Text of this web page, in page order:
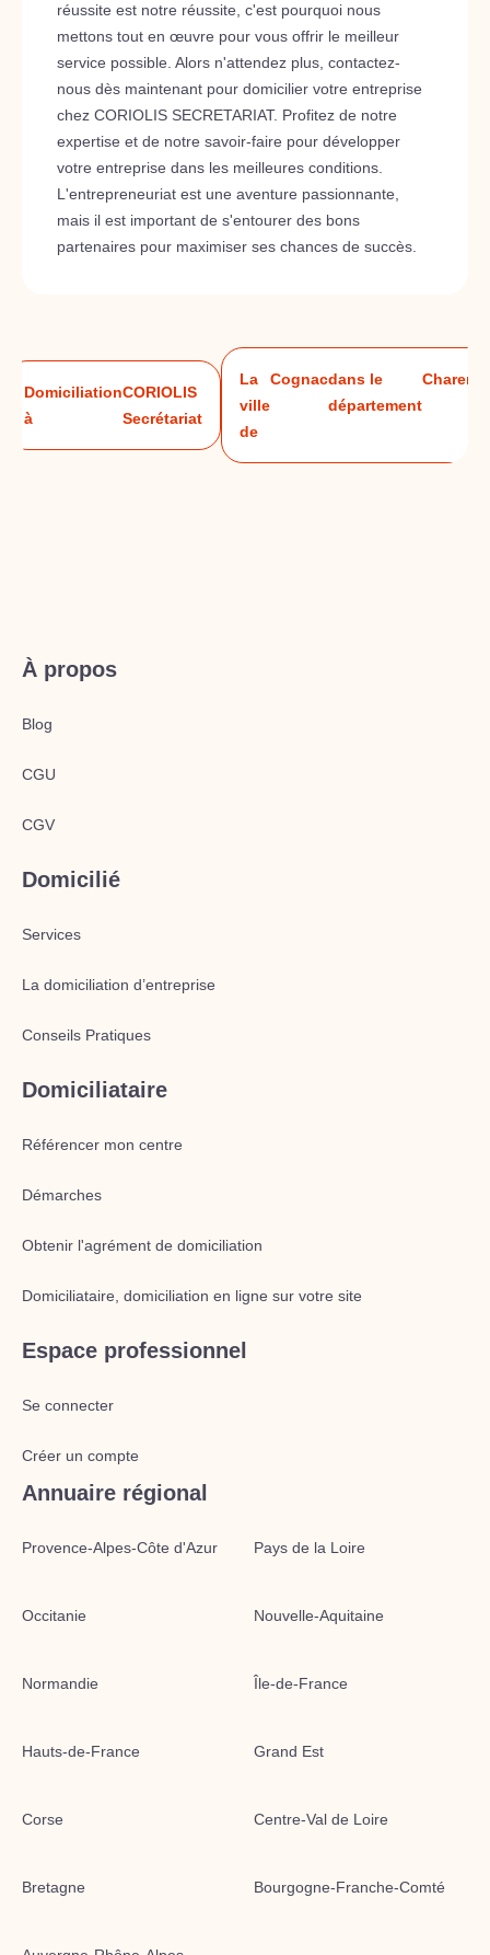
réussite est notre réussite, c'est pourquoi nous
mettons tout en œuvre pour vous offrir le meilleur
service possible. Alors n'attendez plus, contactez-
nous dès maintenant pour domicilier votre entreprise
chez CORIOLIS SECRETARIAT. Profitez de notre
expertise et de notre savoir-faire pour développer
votre entreprise dans les meilleures conditions.
L'entrepreneuriat est une aventure passionnante,
mais il est important de s'entourer des bons
partenaires pour maximiser ses chances de succès.
Domiciliation
à
CORIOLIS
Secrétariat
La
ville
de
Cognacdans le
département
Charente
À propos
Blog
CGU
CGV
Domicilié
Services
La domiciliation d’entreprise
Conseils Pratiques
Domiciliataire
Référencer mon centre
Démarches
Obtenir l'agrément de domiciliation
Domiciliataire, domiciliation en ligne sur votre site
Espace professionnel
Se connecter
Créer un compte
Annuaire régional
Provence-Alpes-Côte d'Azur Pays de la Loire
Occitanie Nouvelle-Aquitaine
Normandie Île-de-France
Hauts-de-France Grand Est
Corse Centre-Val de Loire
Bretagne Bourgogne-Franche-Comté